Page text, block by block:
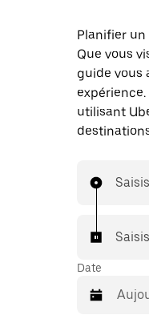
Planifier un
Que vous
guide vous
utilisant
Date